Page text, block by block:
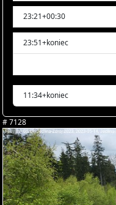
23:21+00:30
23:51+koniec
11:34+koniec
# 7128